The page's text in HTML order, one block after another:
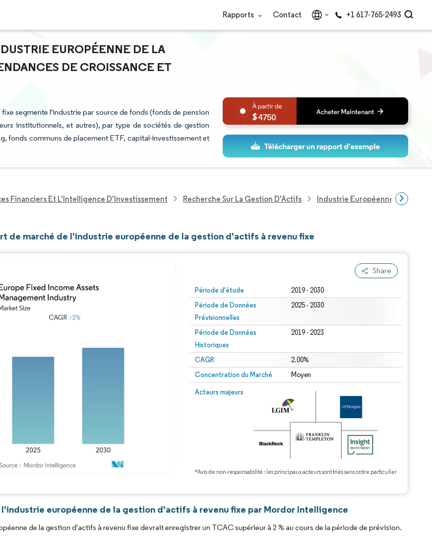
Rapports Contact +1 617-765-2493
EUROPÉENNE DE LA
DE CROISSANCE ET
segmente l'industrie par source de fonds (fonds de pension
institutionnels, et autres), par type de sociétés de gestion
fonds communs de placement ETF, capital-investissement et
4750
Financiers Et L'Intelligence D'Investissement Recherche Sur La Gestion D'Actifs Industrie Européenne De La
de marché de l'industrie européenne de la gestion d'actifs à revenu fixe
Share
Période d'étude 2019 - 2030
Période de Données
Prévisionnelles
2025 - 2030
Période de Données
Historiques
2019 - 2023
CAGR 2.00%
Concentration du Marché Moyen
Acteurs majeurs
*Avis de non-responsabilité : les principaux acteurs sont triés sans ordre particulier
l'industrie européenne de la gestion d'actifs à revenu fixe par Mordor Intelligence
de la gestion d'actifs à revenu fixe devrait enregistrer un TCAC supérieur à 2 % au cours de la période de prévision.